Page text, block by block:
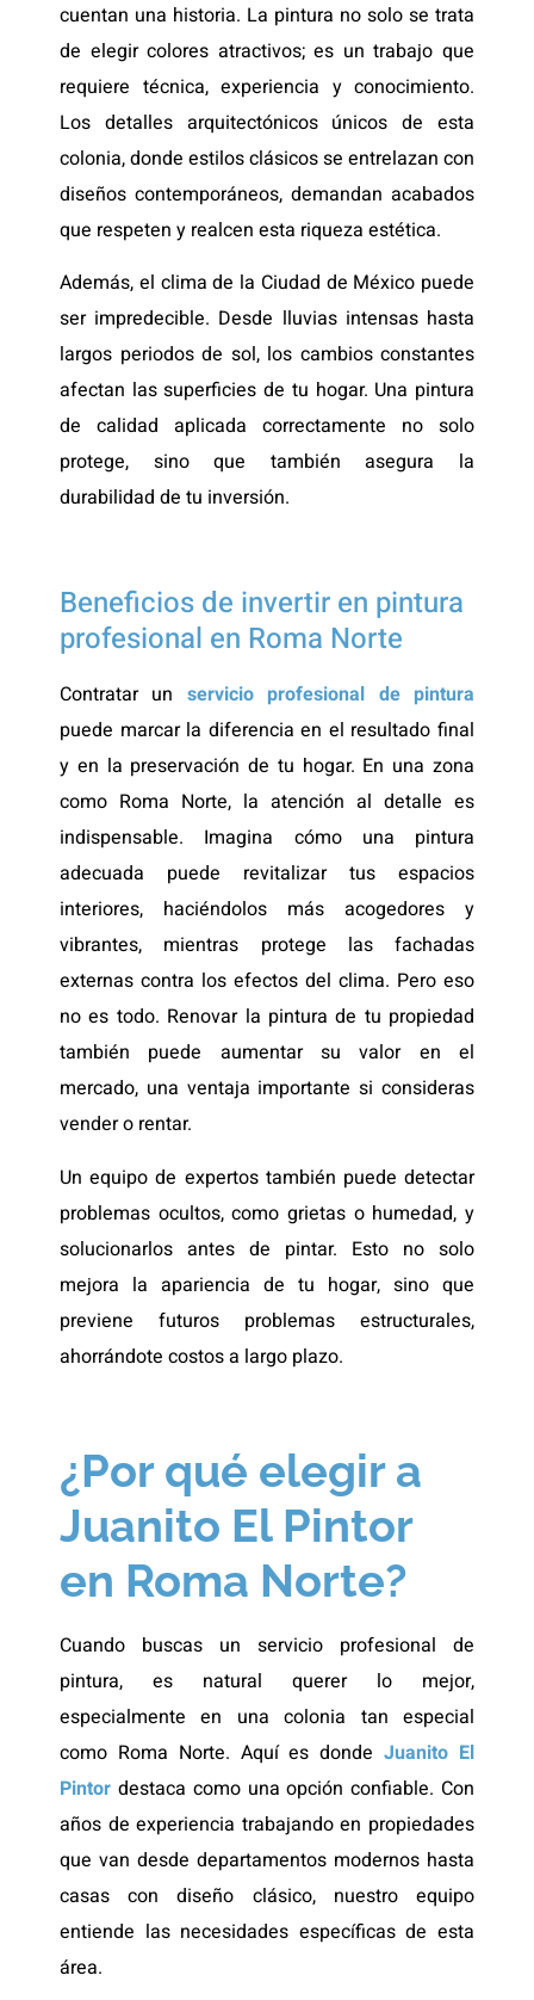
cuentan una historia. La pintura no solo se trata
de elegir colores atractivos; es un trabajo que
requiere técnica, experiencia y conocimiento.
Los detalles arquitectónicos únicos de esta
colonia, donde estilos clásicos se entrelazan con
diseños contemporáneos, demandan acabados
que respeten y realcen esta riqueza estética.
Además, el clima de la Ciudad de México puede
ser impredecible. Desde lluvias intensas hasta
largos periodos de sol, los cambios constantes
afectan las superficies de tu hogar. Una pintura
de calidad aplicada correctamente no solo
protege, sino que también asegura la
durabilidad de tu inversión.
Beneficios de invertir en pintura
profesional en Roma Norte
Contratar un servicio profesional de pintura
puede marcar la diferencia en el resultado final
y en la preservación de tu hogar. En una zona
como Roma Norte, la atención al detalle es
indispensable. Imagina cómo una pintura
adecuada puede revitalizar tus espacios
interiores, haciéndolos más acogedores y
vibrantes, mientras protege las fachadas
externas contra los efectos del clima. Pero eso
no es todo. Renovar la pintura de tu propiedad
también puede aumentar su valor en el
mercado, una ventaja importante si consideras
vender o rentar.
Un equipo de expertos también puede detectar
problemas ocultos, como grietas o humedad, y
solucionarlos antes de pintar. Esto no solo
mejora la apariencia de tu hogar, sino que
previene futuros problemas estructurales,
ahorrándote costos a largo plazo.
¿Por qué elegir a
Juanito El Pintor
en Roma Norte?
Cuando buscas un servicio profesional de
pintura, es natural querer lo mejor,
especialmente en una colonia tan especial
como Roma Norte. Aquí es dondeJuanito El
Pintor destaca como una opción confiable. Con
años de experiencia trabajando en propiedades
que van desde departamentos modernos hasta
casas con diseño clásico, nuestro equipo
entiende las necesidades específicas de esta
área.